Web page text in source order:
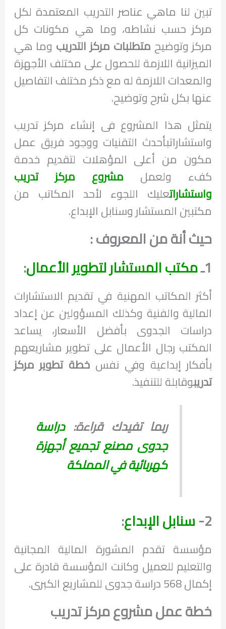
تبين لنا ماهي عناصر التدريب المعتمدة لكل
مركز حسب نشاطه، وما هي مكونات كل
مركز وتوضيح متطلبات مركز التدريب وما هي
الميزانية اللازمة للحصول على مختلف الأجهزة
والمعدات اللازمة له مع ذكر مختلف التفاصيل
عنها بكل شرح وتوضيح.
يتمثل هذا المشروع فى إنشاء مركز تدريب
واستشاراتبأحدث التقنيات ووجود فريق عمل
مكون من أعلى المؤهلات لتقديم خدمة
كفء ولعمل مشروع مركز تدريب
واستشاراتعليك اللجوء لأحد المكاتب من
مكتبين المستشار وسنابل الإبداع.
حيث أنة من المعروف :
1ـمكتب المستشار لتطوير الأعمال:
أكثر المكاتب المهنية في تقديم الاستشارات
المالية والفنية وكذلك المسؤولين عن إعداد
دراسات الجدوى بأفضل الأسعار، يساعد
المكتب رجال الأعمال على تطوير مشاريعهم
بأفكار إبداعية وفي نفس خطة تطوير مركز
تدريبوقابلة للتنفيذ.
ربما تفيدك قراءة:دراسة
جدوى مصنع تجميع أجهزة
كهربائية في المملكة
2- سنابل الإبداع:
مؤسسة تقدم المشورة المالية المجانية
والتعليم للعميل وكانت المؤسسة قادرة على
إكمال 568 دراسة جدوى للمشاريع الكبرى.
خطة عمل مشروع مركز تدريب